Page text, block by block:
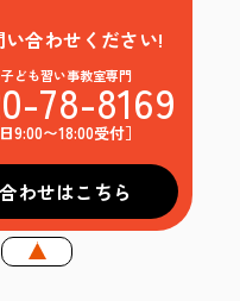
合わせください!
ども習い事教室専門
78-8169
9:00〜18:00受付］
わせはこちら